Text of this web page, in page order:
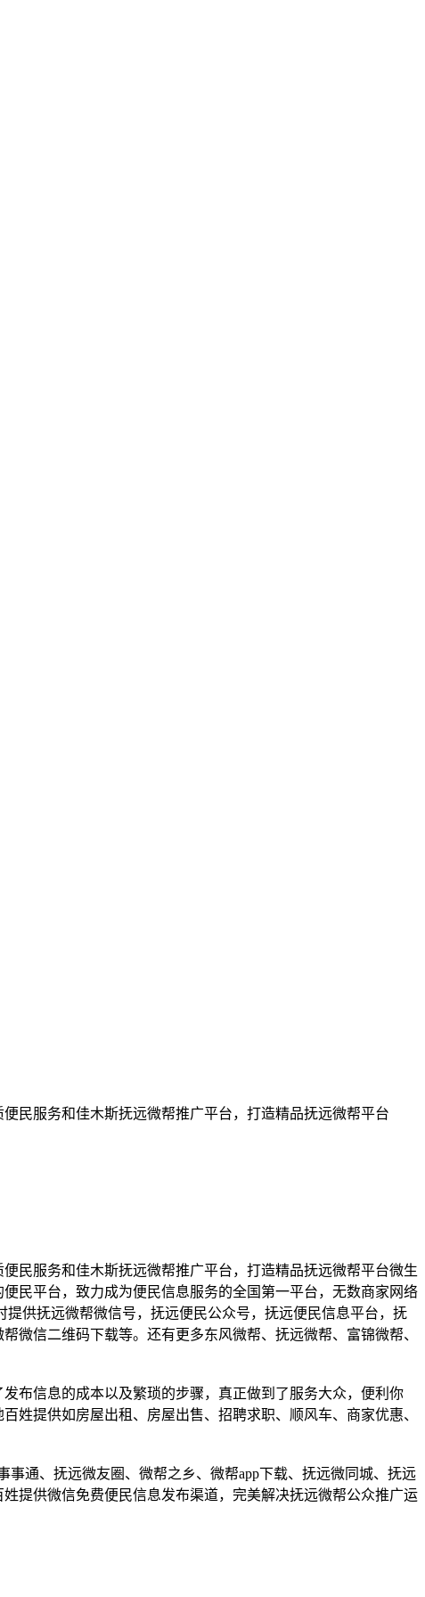
民服务和佳木斯抚远微帮推广平台，打造精品抚远微帮平台
民服务和佳木斯抚远微帮推广平台，打造精品抚远微帮平台微生
民平台，致力成为便民信息服务的全国第一平台，无数商家网络
供抚远微帮微信号，抚远便民公众号，抚远便民信息平台，抚
微信二维码下载等。还有更多东风微帮、抚远微帮、富锦微帮、
布信息的成本以及繁琐的步骤，真正做到了服务大众，便利你
姓提供如房屋出租、房屋出售、招聘求职、顺风车、商家优惠、
通、抚远微友圈、微帮之乡、微帮app下载、抚远微同城、抚远
提供微信免费便民信息发布渠道，完美解决抚远微帮公众推广运